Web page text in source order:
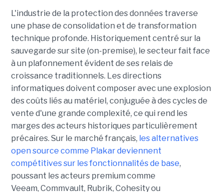
L'industrie de la protection des données traverse
une phase de consolidation et de transformation
technique profonde. Historiquement centré sur la
sauvegarde sur site (on-premise), le secteur fait face
à un plafonnement évident de ses relais de
croissance traditionnels. Les directions
informatiques doivent composer avec une explosion
des coûts liés au matériel, conjuguée à des cycles de
vente d'une grande complexité, ce qui rend les
marges des acteurs historiques particulièrement
précaires. Sur le marché français, les alternatives
open source comme Plakar deviennent
compétitives sur les fonctionnalités de base,
poussant les acteurs premium comme
Veeam, Commvault, Rubrik, Cohesity ou